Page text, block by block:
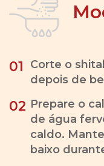
01
Corte o
depois de
02 Prepare o
de água
caldo.
baixo